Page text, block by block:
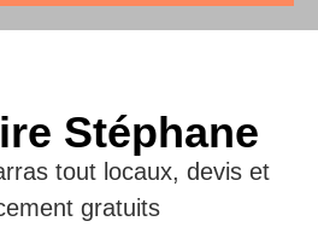
Stéphane
tout locaux, devis et
gratuits